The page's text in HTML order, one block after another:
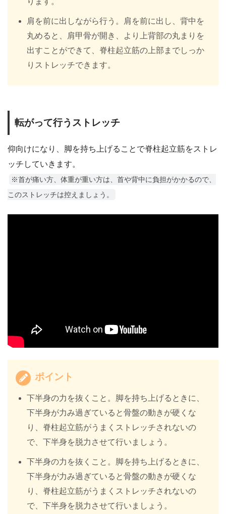
肩を前に出しながら行う。肩を前に出し、背中を
丸めると、肩甲骨が開き、より上背部の丸まりを
出すことができて、脊柱起立筋の上部までしっか
りストレッチできます。
転がって行うストレッチ
仰向けになり、脚を持ち上げることで脊柱起立筋をストレ
ッチしていきます。
※首が痛い方、体重が重い方は、首や背中に負担がかかるので、
このストレッチは控えましょう。
ポイント
下半身の力を抜くこと。脚を持ち上げるときに、
下半身が力み過ぎていると骨盤の動きが硬くな
り、脊柱起立筋がうまくストレッチされないの
で、下半身を脱力させて行いましょう。
下半身の力を抜くこと。脚を持ち上げるときに、
下半身が力み過ぎていると骨盤の動きが硬くな
り、脊柱起立筋がうまくストレッチされないの
で、下半身を脱力させて行いましょう。